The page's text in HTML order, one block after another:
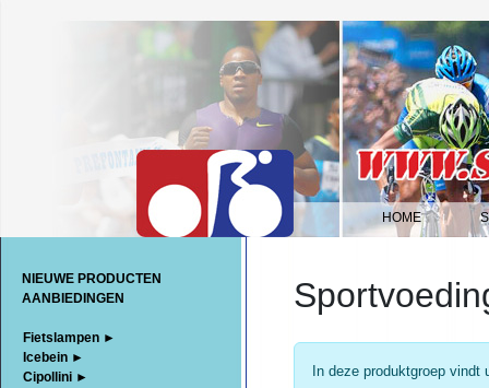
HOME |
NIEUWE PRODUCTEN
AANBIEDINGEN
Fietslampen ►
Icebein ►
Cipollini ►
In deze produktgroep